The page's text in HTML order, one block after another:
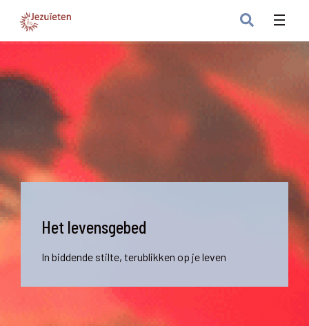
Het levensgebed
In biddende stilte, terublikken op je leven